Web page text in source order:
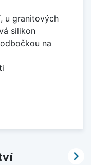
u granitových
silikon
na
